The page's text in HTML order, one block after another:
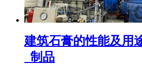
建筑石膏的性能及用
_制品